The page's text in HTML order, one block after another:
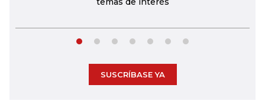
SUSCRÍBASE YA